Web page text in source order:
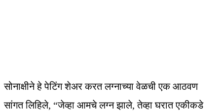
सोनाक्षीने हे पेटिंग शेअर करत लग्नाच्या वेळची एक आठवण
सांगत लिहिले, “जेव्हा आमचे लग्न झाले, तेव्हा घरात एकीकडे